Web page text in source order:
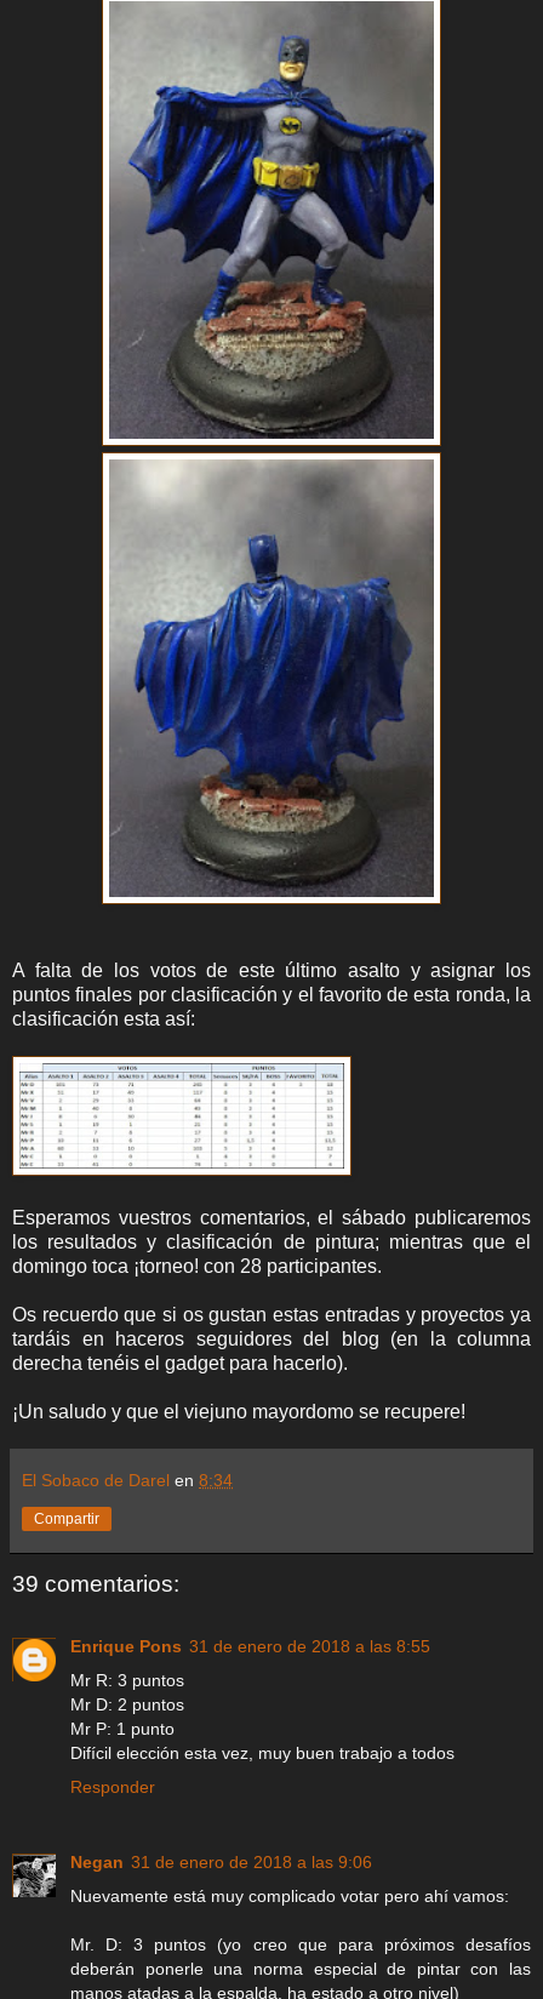
A falta de los votos de este último asalto y asignar los
puntos finales por clasificación y el favorito de esta ronda, la
clasificación esta así:
Esperamos vuestros comentarios, el sábado publicaremos
los resultados y clasificación de pintura; mientras que el
domingo toca ¡torneo! con 28 participantes.
Os recuerdo que si os gustan estas entradas y proyectos ya
tardáis en haceros seguidores del blog (en la columna
derecha tenéis el gadget para hacerlo).
¡Un saludo y que el viejuno mayordomo se recupere!
El Sobaco de Darel en 8:34
Compartir
39 comentarios:
Enrique Pons 31 de enero de 2018 a las 8:55
Mr R: 3 puntos
Mr D: 2 puntos
Mr P: 1 punto
Difícil elección esta vez, muy buen trabajo a todos
Responder
Negan 31 de enero de 2018 a las 9:06
Nuevamente está muy complicado votar pero ahí vamos:
Mr. D: 3 puntos (yo creo que para próximos desafíos
deberán ponerle una norma especial de pintar con las
manos atadas a la espalda, ha estado a otro nivel)